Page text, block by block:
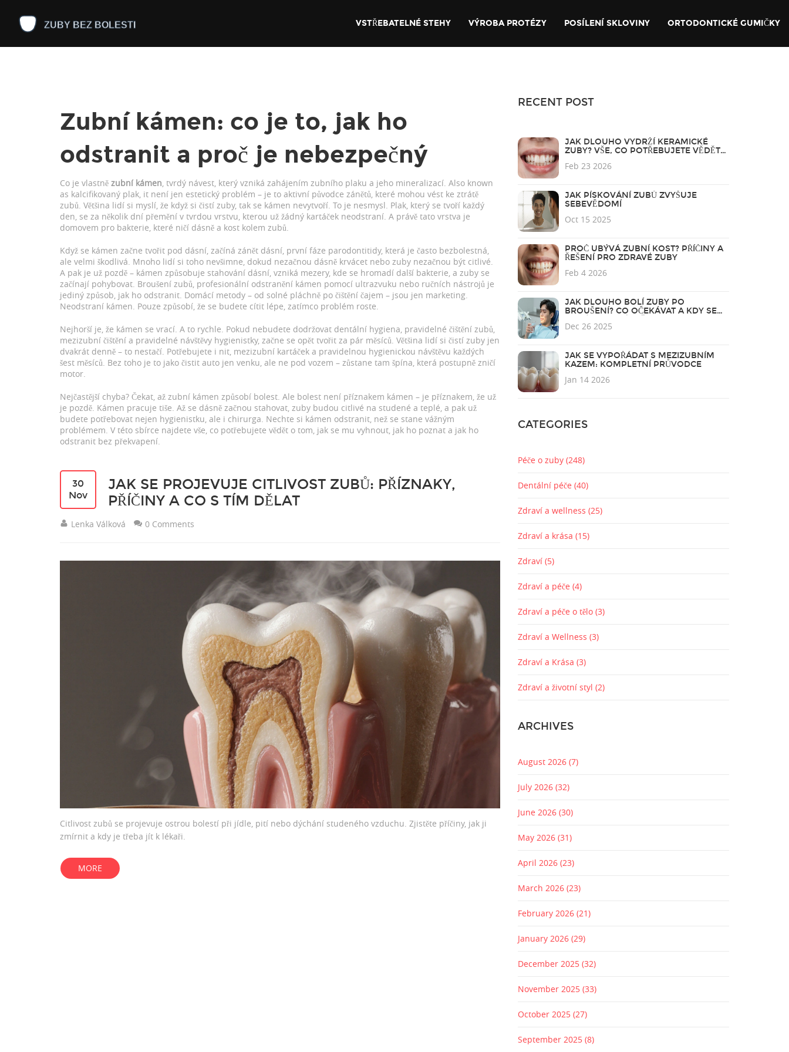
VSTŘEBATELNÉ STEHY VÝROBA PROTÉZY POSÍLENÍ SKLOVINY ORTODONTICKÉ GUMIČKY
Zubní kámen: co je to, jak ho
odstranit a proč je nebezpečný
Co je vlastně zubní kámen, tvrdý návest, který vzniká zahájením zubního plaku a jeho mineralizací. Also known
as kalcifikovaný plak, it není jen estetický problém – je to aktivní původce zánětů, které mohou vést ke ztrátě
zubů. Většina lidí si myslí, že když si čistí zuby, tak se kámen nevytvoří. To je nesmysl. Plak, který se tvoří každý
den, se za několik dní přemění v tvrdou vrstvu, kterou už žádný kartáček neodstraní. A právě tato vrstva je
domovem pro bakterie, které ničí dásně a kost kolem zubů.
Když se kámen začne tvořit pod dásní, začíná zánět dásní, první fáze parodontitidy, která je často bezbolestná,
ale velmi škodlivá. Mnoho lidí si toho nevšimne, dokud nezačnou dásně krvácet nebo zuby nezačnou být citlivé.
A pak je už pozdě – kámen způsobuje stahování dásní, vzniká mezery, kde se hromadí další bakterie, a zuby se
začínají pohybovat. Broušení zubů, profesionální odstranění kámen pomocí ultrazvuku nebo ručních nástrojů je
jediný způsob, jak ho odstranit. Domácí metody – od solné pláchně po čištění čajem – jsou jen marketing.
Neodstraní kámen. Pouze způsobí, že se budete cítit lépe, zatímco problém roste.
Nejhorší je, že kámen se vrací. A to rychle. Pokud nebudete dodržovat dentální hygiena, pravidelné čištění zubů,
mezizubní čištění a pravidelné návštěvy hygienistky, začne se opět tvořit za pár měsíců. Většina lidí si čistí zuby jen
dvakrát denně – to nestačí. Potřebujete i nit, mezizubní kartáček a pravidelnou hygienickou návštěvu každých
šest měsíců. Bez toho je to jako čistit auto jen venku, ale ne pod vozem – zůstane tam špína, která postupně zničí
motor.
Nejčastější chyba? Čekat, až zubní kámen způsobí bolest. Ale bolest není příznakem kámen – je příznakem, že už
je pozdě. Kámen pracuje tiše. Až se dásně začnou stahovat, zuby budou citlivé na studené a teplé, a pak už
budete potřebovat nejen hygienistku, ale i chirurga. Nechte si kámen odstranit, než se stane vážným
problémem. V této sbírce najdete vše, co potřebujete vědět o tom, jak se mu vyhnout, jak ho poznat a jak ho
odstranit bez překvapení.
30
Nov
JAK SE PROJEVUJE CITLIVOST ZUBŮ: PŘÍZNAKY,
PŘÍČINY A CO S TÍM DĚLAT
Lenka Válková 0 Comments
Citlivost zubů se projevuje ostrou bolestí při jídle, pití nebo dýchání studeného vzduchu. Zjistěte příčiny, jak ji
zmírnit a kdy je třeba jít k lékaři.
MORE
RECENT POST
JAK DLOUHO VYDRŽÍ KERAMICKÉ
ZUBY? VŠE, CO POTŘEBUJETE VĚDĚT
Feb 23 2026
JAK PÍSKOVÁNÍ ZUBŮ ZVYŠUJE
SEBEVĚDOMÍ
Oct 15 2025
PROČ UBÝVÁ ZUBNÍ KOST? PŘÍČINY A
ŘEŠENÍ PRO ZDRAVÉ ZUBY
Feb 4 2026
JAK DLOUHO BOLÍ ZUBY PO
BROUŠENÍ? CO OČEKÁVAT A KDY SE
Dec 26 2025
JAK SE VYPOŘÁDAT S MEZIZUBNÍM
KAZEM: KOMPLETNÍ PRŮVODCE
Jan 14 2026
CATEGORIES
Péče o zuby (248)
Dentální péče (40)
Zdraví a wellness (25)
Zdraví a krása (15)
Zdraví (5)
Zdraví a péče (4)
Zdraví a péče o tělo (3)
Zdraví a Wellness (3)
Zdraví a Krása (3)
Zdraví a životní styl (2)
ARCHIVES
August 2026 (7)
July 2026 (32)
June 2026 (30)
May 2026 (31)
April 2026 (23)
March 2026 (23)
February 2026 (21)
January 2026 (29)
December 2025 (32)
November 2025 (33)
October 2025 (27)
September 2025 (8)